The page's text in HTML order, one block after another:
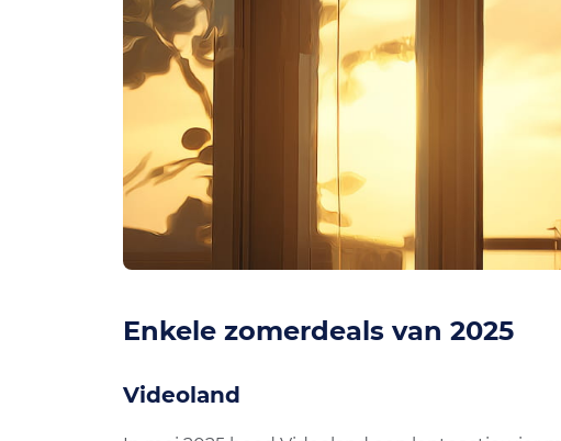
Enkele zomerdeals van 2025
Videoland